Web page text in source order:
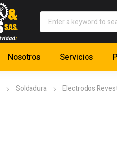
Nosotros Servicios
Soldadura Electrodos